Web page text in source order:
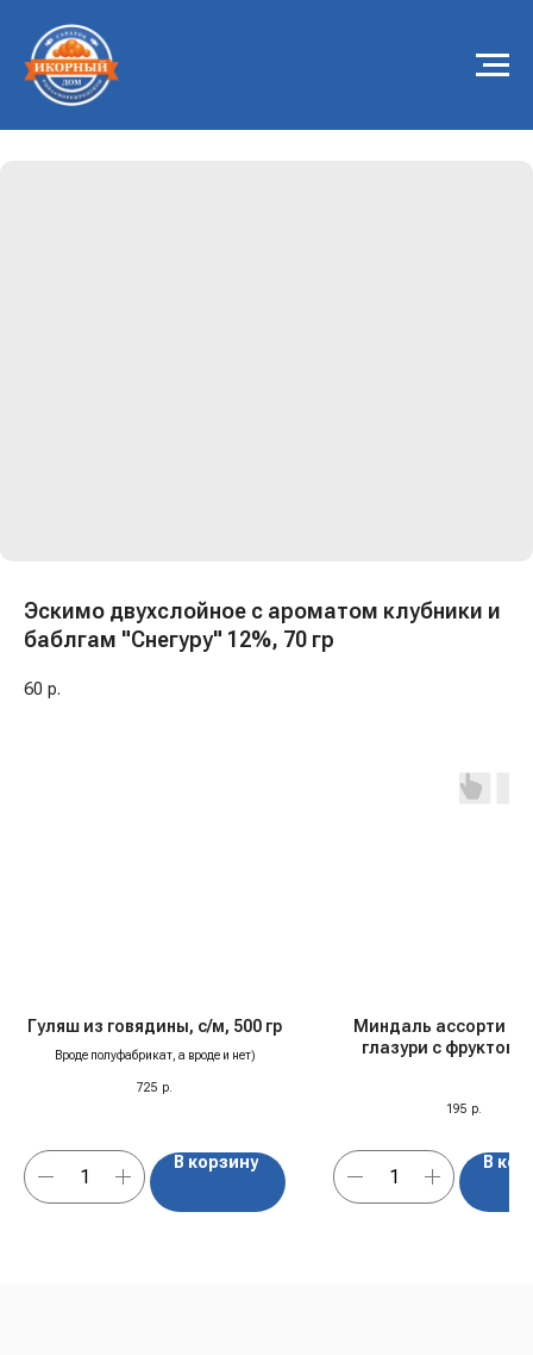
Эскимо двухслойное с ароматом клубники и
баблгам "Снегуру" 12%, 70 гр
60 р.
Гуляш из говядины, с/м, 500 гр
Вроде полуфабрикат, а вроде и нет)
725 р.
В корзину
Миндаль ассорти в
глазури с
195 р.
В